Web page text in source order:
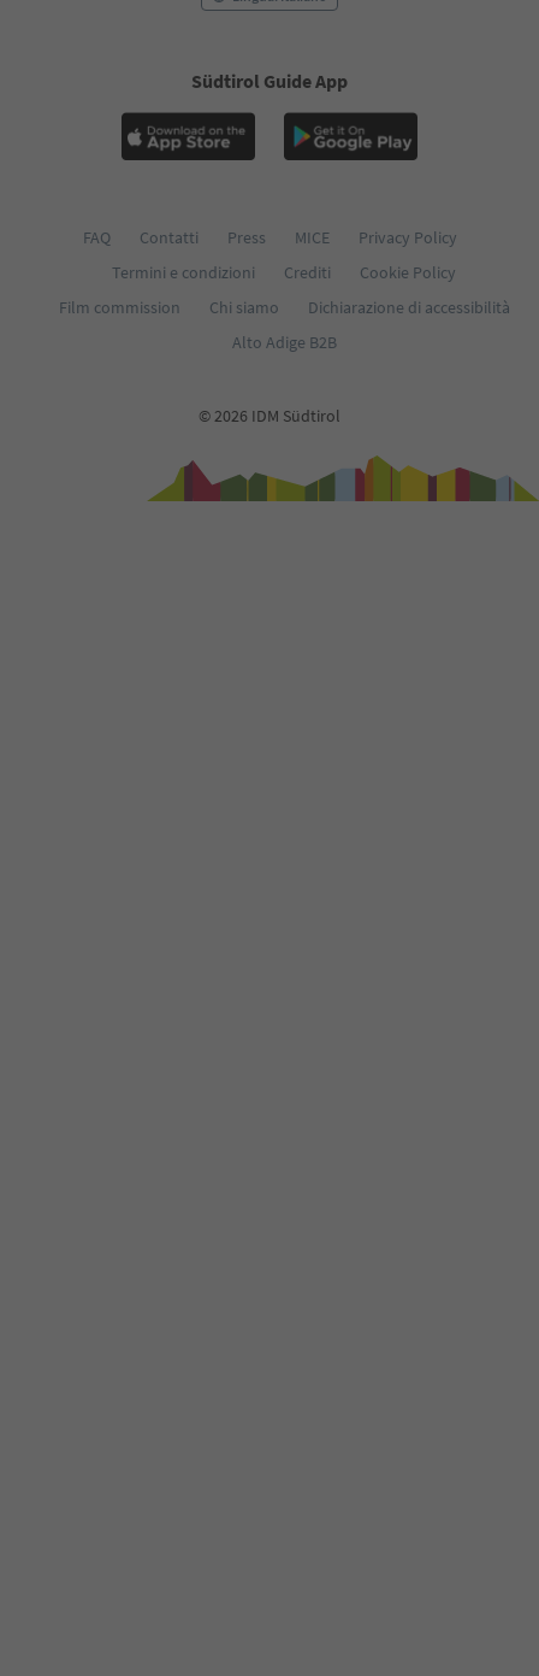
Südtirol Guide App
FAQ Contatti Press MICE
Privacy Policy
Termini e condizioni
Crediti
Cookie Policy
Film commission
Chi siamo
Dichiarazione di accessibilità
Alto Adige B2B
© 2026 IDM Südtirol